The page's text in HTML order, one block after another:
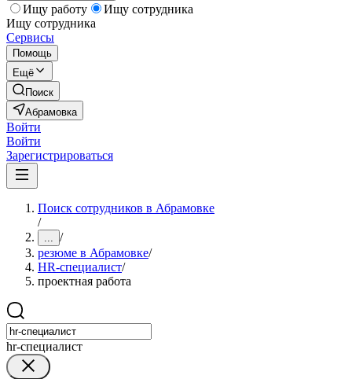
Ищу работу
Ищу сотрудника
Ищу сотрудника
Сервисы
Помощь
Ещё
Поиск
Абрамовка
Войти
Войти
Зарегистрироваться
Поиск сотрудников в Абрамовке
/
... /
резюме в Абрамовке/
HR-специалист/
проектная работа
hr-специалист